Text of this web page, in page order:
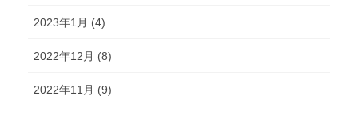
2023年1月 (4)
2022年12月 (8)
2022年11月 (9)